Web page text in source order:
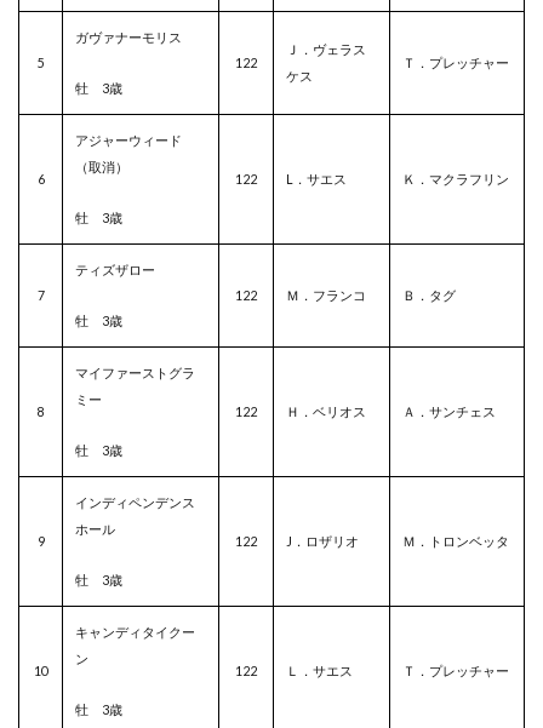
5
ガヴァナーモリス
牡 3歳
122
Ｊ．ヴェラス
ケス
Ｔ．プレッチャー
6
アジャーウィード
（取消）
牡 3歳
122 L．サエス Ｋ．マクラフリン
7
ティズザロー
牡 3歳
122 Ｍ．フランコ Ｂ．タグ
8
マイファーストグラ
ミー
牡 3歳
122 Ｈ．ベリオス Ａ．サンチェス
9
インディペンデンス
ホール
牡 3歳
122 J．ロザリオ Ｍ．トロンベッタ
10
キャンディタイクー
ン
牡 3歳
122 Ｌ．サエス Ｔ．プレッチャー